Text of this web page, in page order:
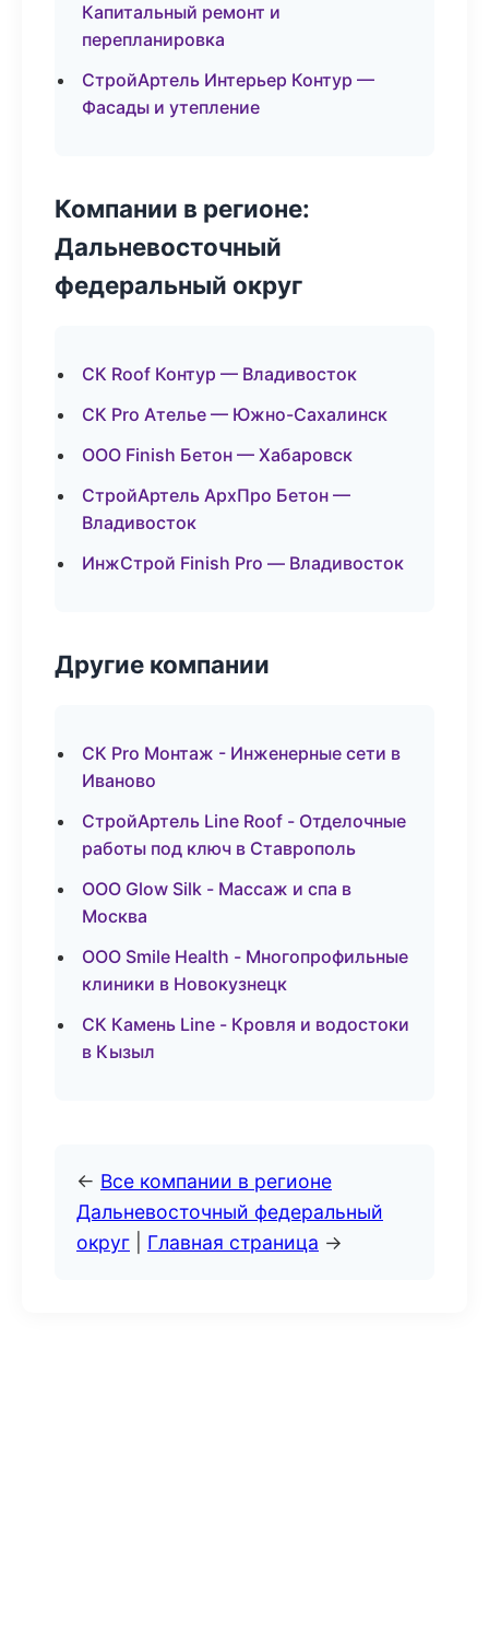
Капитальный ремонт и
перепланировка
СтройАртель Интерьер Контур —
Фасады и утепление
Компании в регионе:
Дальневосточный
федеральный округ
СК Roof Контур — Владивосток
СК Pro Ателье — Южно-Сахалинск
ООО Finish Бетон — Хабаровск
СтройАртель АрхПро Бетон —
Владивосток
ИнжСтрой Finish Pro — Владивосток
Другие компании
СК Pro Монтаж - Инженерные сети в
Иваново
СтройАртель Line Roof - Отделочные
работы под ключ в Ставрополь
ООО Glow Silk - Массаж и спа в
Москва
ООО Smile Health - Многопрофильные
клиники в Новокузнецк
СК Камень Line - Кровля и водостоки
в Кызыл
← Все компании в регионе
Дальневосточный федеральный
округ
Главная страница →